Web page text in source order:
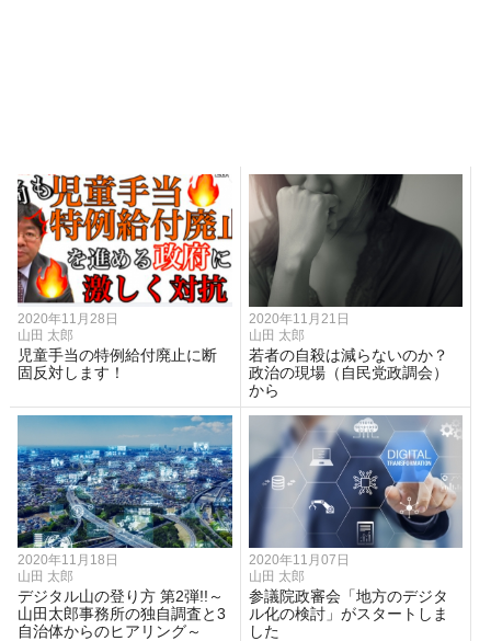
2020年11月28日
山田 太郎
児童手当の特例給付廃止に断
固反対します！
2020年11月21日
山田 太郎
若者の自殺は減らないのか？
政治の現場（自民党政調会）
から
2020年11月18日
山田 太郎
デジタル山の登り方 第2弾!!～
山田太郎事務所の独自調査と3
自治体からのヒアリング～
2020年11月07日
山田 太郎
参議院政審会「地方のデジタ
ル化の検討」がスタートしま
した